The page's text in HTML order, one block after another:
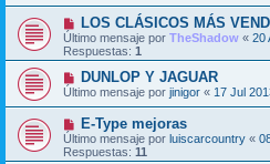
LOS CLÁSICOS MÁS
Último mensaje por TheShadow « 20
Respuestas: 1
DUNLOP Y JAGUAR
Último mensaje por jinigor « 17 Jul
E-Type mejoras
Último mensaje por luiscarcountry «
Respuestas: 11